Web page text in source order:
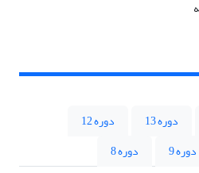
دوره 13
دوره 12
دوره 9
دوره 8